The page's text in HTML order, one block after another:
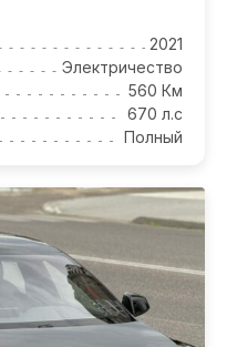
2021
Электричество
560 Км
670 л.с
Полный